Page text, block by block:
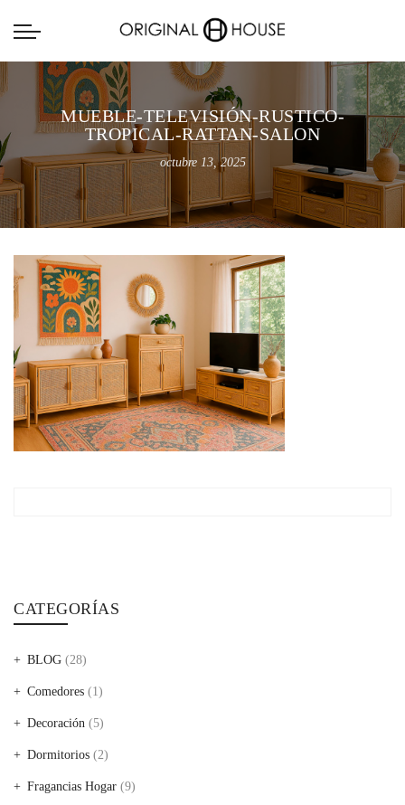
MUEBLE-TELEVISIÓN-RUSTICO-
TROPICAL-RATTAN-SALON
octubre 13, 2025
CATEGORÍAS
BLOG (28)
Comedores (1)
Decoración (5)
Dormitorios (2)
Fragancias Hogar (9)